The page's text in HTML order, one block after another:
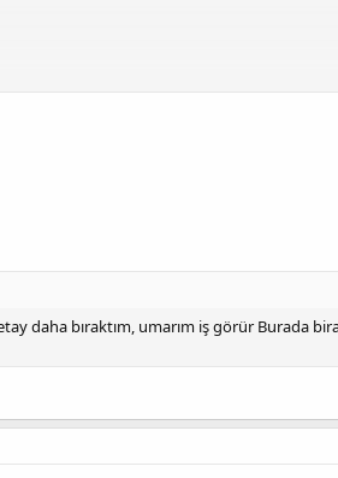
daha bıraktım, umarım iş görür Burada